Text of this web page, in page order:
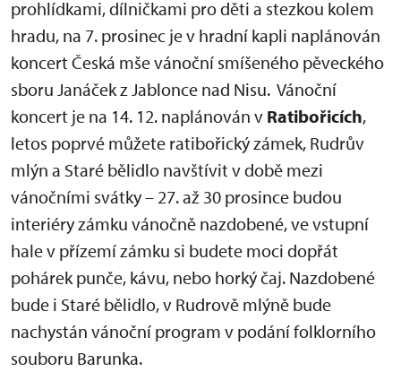
prohlídkami, dílničkami pro děti a stezkou kolem
hradu, na 7. prosinec je v hradní kapli naplánován
koncert Česká mše vánoční smíšeného pěveckého
sboru Janáček z Jablonce nad Nisu. Vánoční
koncert je na 14. 12. naplánován v Ratibořicích,
letos poprvé můžete ratibořický zámek, Rudrův
mlýn a Staré bělidlo navštívit v době mezi
vánočními svátky – 27. až 30 prosince budou
interiéry zámku vánočně nazdobené, ve vstupní
hale v přízemí zámku si budete moci dopřát
pohárek punče, kávu, nebo horký čaj. Nazdobené
bude i Staré bělidlo, v Rudrově mlýně bude
nachystán vánoční program v podání folklorního
souboru Barunka.